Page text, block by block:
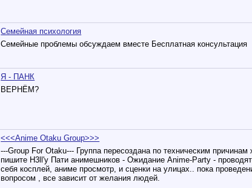
Семейная психология
Семейные проблемы обсуждаем вместе Бесплатная консультация
Я - ПАНК
ВЕРНЁМ?
<<<Anime Otaku Group>>>
---Group For Otaku--- Группа пересоздана по техническим причинам
пишите H3ll'y Пати анимешников - Ожидание Anime-Party -
себя косплей, аниме просмотр, и сценки на улицах.. пока
вопросом , все зависит от желания людей.